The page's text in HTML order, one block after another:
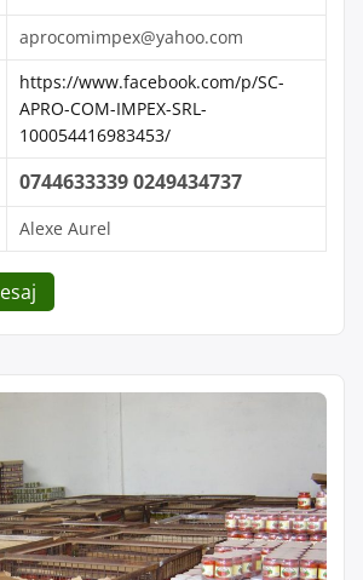
aprocomimpex@yahoo.com
https://www.facebook.com/p/SC-
APRO-COM-IMPEX-SRL-
100054416983453/
0744633339 0249434737
Alexe Aurel